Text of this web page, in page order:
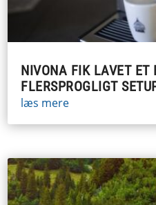
NIVONA FIK LAVET ET
FLERSPROGLIGT
læs mere